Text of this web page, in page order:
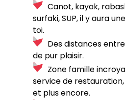
Canot, kayak,
surfaki, SUP, il y aura
toi.
Des distances
de pur plaisir.
Zone famille
service de
et plus encore.